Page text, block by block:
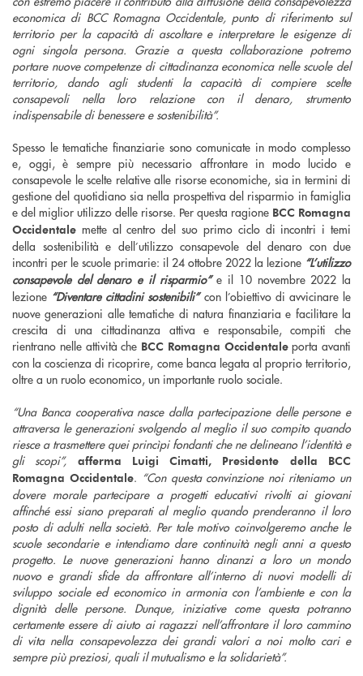
economica di BCC Romagna Occidentale, punto di riferimento sul
territorio per la capacità di ascoltare e interpretare le esigenze di
ogni singola persona. Grazie a questa collaborazione potremo
portare nuove competenze di cittadinanza economica nelle scuole del
territorio, dando agli studenti la capacità di compiere scelte
consapevoli nella loro relazione con il denaro, strumento
indispensabile di benessere e sostenibilità”.
Spesso le tematiche finanziarie sono comunicate in modo complesso
e, oggi, è sempre più necessario affrontare in modo lucido e
consapevole le scelte relative alle risorse economiche, sia in termini di
gestione del quotidiano sia nella prospettiva del risparmio in famiglia
e del miglior utilizzo delle risorse. Per questa ragione BCC Romagna
Occidentale mette al centro del suo primo ciclo di incontri i temi
della sostenibilità e dell’utilizzo consapevole del denaro con due
incontri per le scuole primarie: il 24 ottobre 2022 la lezione “L’utilizzo
consapevole del denaro e il risparmio”e il 10 novembre 2022 la
lezione “Diventare cittadini sostenibili”con l’obiettivo di avvicinare le
nuove generazioni alle tematiche di natura finanziaria e facilitare la
crescita di una cittadinanza attiva e responsabile, compiti che
rientrano nelle attività che BCC Romagna Occidentaleporta avanti
con la coscienza di ricoprire, come banca legata al proprio territorio,
oltre a un ruolo economico, un importante ruolo sociale.
“Una Banca cooperativa nasce dalla partecipazione delle persone e
attraversa le generazioni svolgendo al meglio il suo compito quando
riesce a trasmettere quei princìpi fondanti che ne delineano l’identità e
gli scopi”, afferma Luigi Cimatti, Presidente della BCC
Romagna Occidentale. “Con questa convinzione noi riteniamo un
dovere morale partecipare a progetti educativi rivolti ai giovani
affinché essi siano preparati al meglio quando prenderanno il loro
posto di adulti nella società. Per tale motivo coinvolgeremo anche le
scuole secondarie e intendiamo dare continuità negli anni a questo
progetto. Le nuove generazioni hanno dinanzi a loro un mondo
nuovo e grandi sfide da affrontare all’interno di nuovi modelli di
sviluppo sociale ed economico in armonia con l’ambiente e con la
dignità delle persone. Dunque, iniziative come questa potranno
certamente essere di aiuto ai ragazzi nell’affrontare il loro cammino
di vita nella consapevolezza dei grandi valori a noi molto cari e
sempre più preziosi, quali il mutualismo e la solidarietà”.